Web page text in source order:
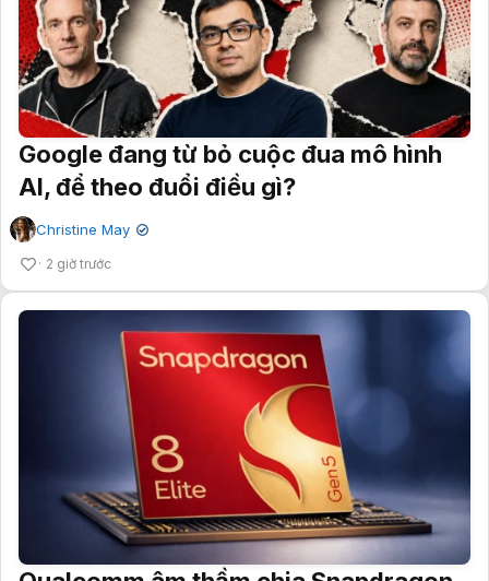
Google đang từ bỏ cuộc đua mô hình
AI, để theo đuổi điều gì?
Christine May ✔
2 giờ trước